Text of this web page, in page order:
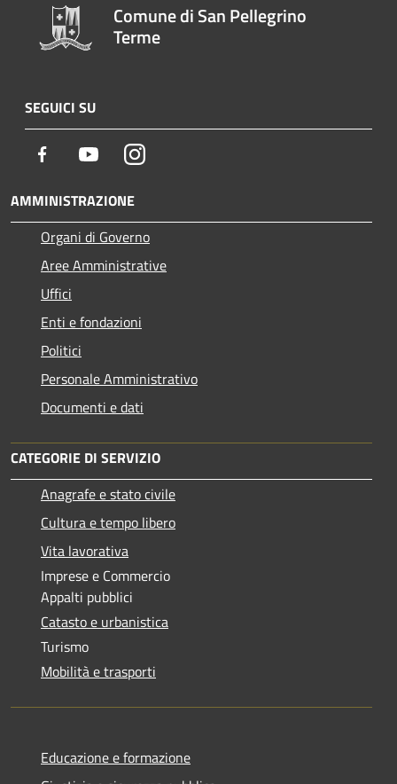
Comune di San Pellegrino
Terme
SEGUICI SU
Facebook YoutubeInstagram
AMMINISTRAZIONE
Organi di Governo
Aree Amministrative
Uffici
Enti e fondazioni
Politici
Personale Amministrativo
Documenti e dati
CATEGORIE DI SERVIZIO
Anagrafe e stato civile
Cultura e tempo libero
Vita lavorativa
Imprese e Commercio
Appalti pubblici
Catasto e urbanistica
Turismo
Mobilità e trasporti
Educazione e formazione